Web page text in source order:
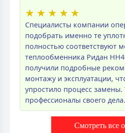
★ ★ ★ ★ ★
Специалисты компании
подобрать именно те
полностью соответствуют
теплообменника Ридан
получили подробные
монтажу и эксплуатации,
упростило процесс замены.
профессионалы своего дела.
Смотреть все